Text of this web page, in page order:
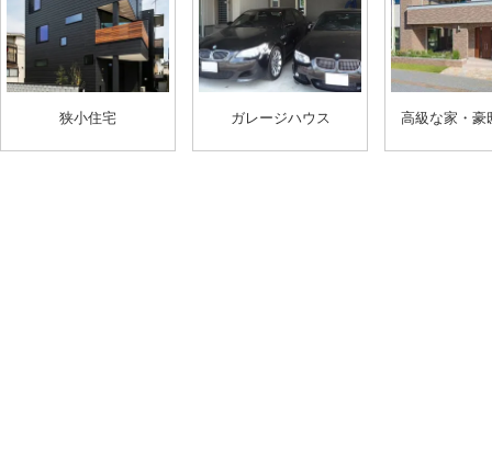
狭小住宅 ガレージハウス 高級な家・豪